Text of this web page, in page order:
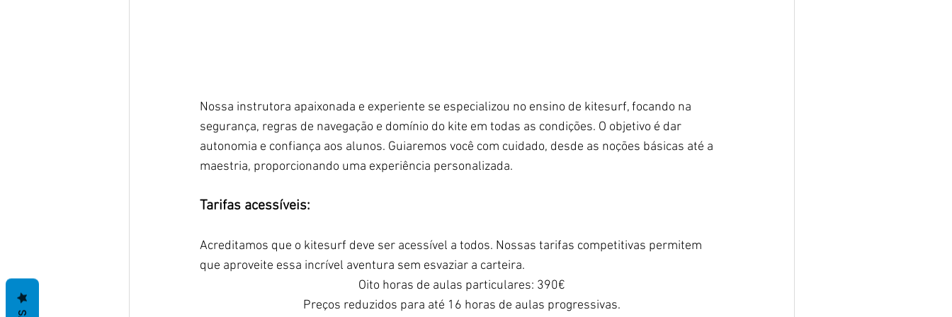
Nossa instrutora apaixonada e experiente se especializou no ensino de kitesurf, focando na
segurança, regras de navegação e domínio do kite em todas as condições. O objetivo é dar
autonomia e confiança aos alunos. Guiaremos você com cuidado, desde as noções básicas até a
maestria, proporcionando uma experiência personalizada.
Tarifas acessíveis:
Acreditamos que o kitesurf deve ser acessível a todos. Nossas tarifas competitivas permitem
que aproveite essa incrível aventura sem esvaziar a carteira.
Oito horas de aulas particulares: 390€
Preços reduzidos para até 16 horas de aulas progressivas.